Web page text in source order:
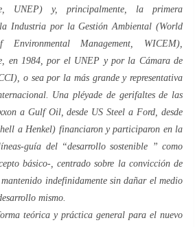
, UNEP) y, principalmente, la primera
Industria por la Gestión Ambiental (World
Environmental Management , WICEM),
en 1984, por el UNEP y por la Cámara de
o sea por la más grande y representativa
Una pléyade de gerifaltes de las
a Gulf Oil, desde US Steel a Ford, desde
a Henkel) financiaron y participaron en la
guía del “desarrollo sostenible ” como
básico-, centrado sobre la convicción de
mantenido indefinidamente sin dañar el medio
mismo.
teórica y práctica general para el nuevo